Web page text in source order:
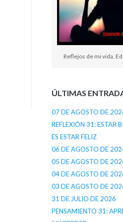
Reflejos de mi vida.
ÚLTIMAS
07 DE AGOSTO DE
REFLEXIÓN 31: ESTAR
ES ESTAR FELIZ
06 DE AGOSTO DE
05 DE AGOSTO DE
04 DE AGOSTO DE
03 DE AGOSTO DE
31 DE JULIO DE 2026
PENSAMIENTO 31: